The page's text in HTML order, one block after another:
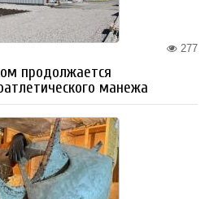
277
продолжается
манежа